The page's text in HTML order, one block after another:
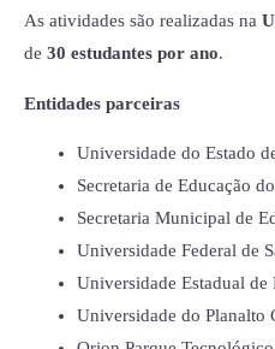
As atividades são realizadas na
de 30 estudantes por ano.
Entidades parceiras
Universidade do Estado
Secretaria de Educação
Secretaria Municipal de
Universidade Federal de
Universidade Estadual
Universidade do Planalto